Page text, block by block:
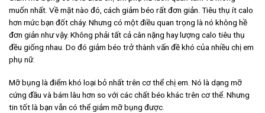
muốn nhất. Về mặt nào đó, cách giảm béo rất đơn giản. Tiêu thụ ít calo
hơn mức bạn đốt cháy. Nhưng có một điều quan trọng là nó không hề
đơn giản như vậy. Không phải tất cả cân nặng hay lượng calo tiêu thụ
đều giống nhau. Do đó giảm béo trở thành vấn đề khó của nhiều chị em
phụ nữ.
Mỡ bụng là điểm khó loại bỏ nhất trên cơ thể chị em. Nó là dạng mỡ
cứng đầu và bám lâu hơn so với các chất béo khác trên cơ thể. Nhưng
tin tốt là bạn vẫn có thể giảm mỡ bụng được.